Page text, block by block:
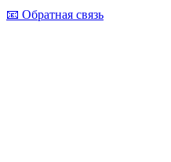
📧 Обратная связь